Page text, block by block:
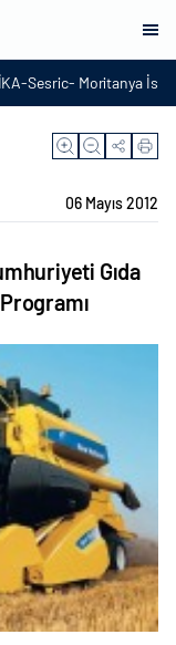
Sesric- Moritanya
06 Mayıs 2012
Gıda